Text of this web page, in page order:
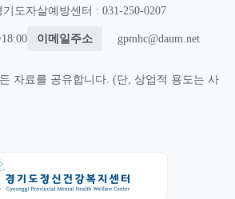
기도자살예방센터 : 031-250-0207
이메일주소 gpmhc@daum.net
자료를 공유합니다. (단, 상업적 용도는 사